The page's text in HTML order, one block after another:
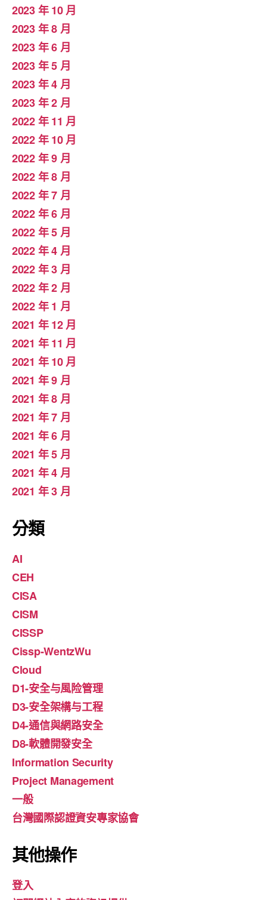
2023 年 10 月
2023 年 8 月
2023 年 6 月
2023 年 5 月
2023 年 4 月
2023 年 2 月
2022 年 11 月
2022 年 10 月
2022 年 9 月
2022 年 8 月
2022 年 7 月
2022 年 6 月
2022 年 5 月
2022 年 4 月
2022 年 3 月
2022 年 2 月
2022 年 1 月
2021 年 12 月
2021 年 11 月
2021 年 10 月
2021 年 9 月
2021 年 8 月
2021 年 7 月
2021 年 6 月
2021 年 5 月
2021 年 4 月
2021 年 3 月
分類
AI
CEH
CISA
CISM
CISSP
Cissp-WentzWu
Cloud
D1-安全与風险管理
D3-安全架構与工程
D4-通信與網路安全
D8-軟體開發安全
Information Security
Project Management
一般
台灣國際認證資安專家協會
其他操作
登入